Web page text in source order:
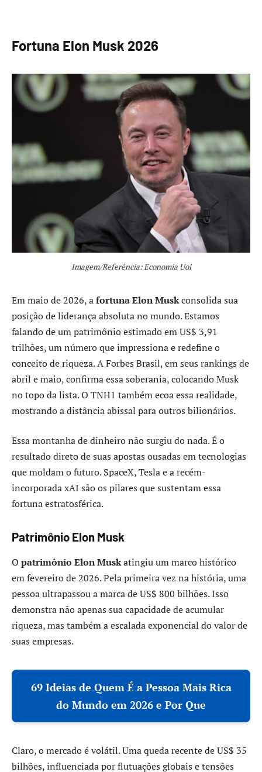
Fortuna Elon Musk 2026
Imagem/Referência: Economia Uol
Em maio de 2026, afortuna Elon Muskconsolida sua
posição de liderança absoluta no mundo. Estamos
falando de um patrimônio estimado em US$ 3,91
trilhões, um número que impressiona e redefine o
conceito de riqueza. A Forbes Brasil, em seus rankings de
abril e maio, confirma essa soberania, colocando Musk
no topo da lista. O TNH1 também ecoa essa realidade,
mostrando a distância abissal para outros bilionários.
Essa montanha de dinheiro não surgiu do nada. É o
resultado direto de suas apostas ousadas em tecnologias
que moldam o futuro. SpaceX, Tesla e a recém-
incorporada xAI são os pilares que sustentam essa
fortuna estratosférica.
Patrimônio Elon Musk
O patrimônio Elon Muskatingiu um marco histórico
em fevereiro de 2026. Pela primeira vez na história, uma
pessoa ultrapassou a marca de US$ 800 bilhões. Isso
demonstra não apenas sua capacidade de acumular
riqueza, mas também a escalada exponencial do valor de
suas empresas.
69 Ideias de Quem É a Pessoa Mais Rica
do Mundo em 2026 e Por Que
Claro, o mercado é volátil. Uma queda recente de US$ 35
bilhões, influenciada por flutuações globais e tensões